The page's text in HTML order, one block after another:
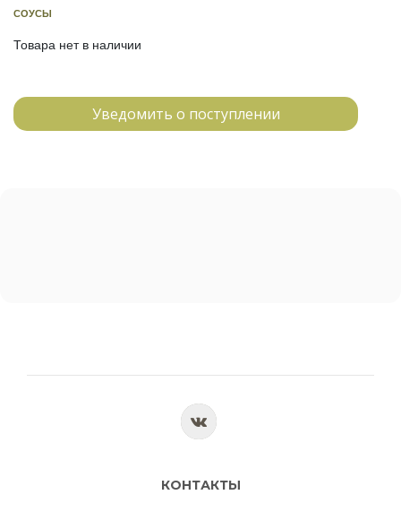
СОУСЫ
Товара нет в наличии
Уведомить о поступлении
КОНТАКТЫ